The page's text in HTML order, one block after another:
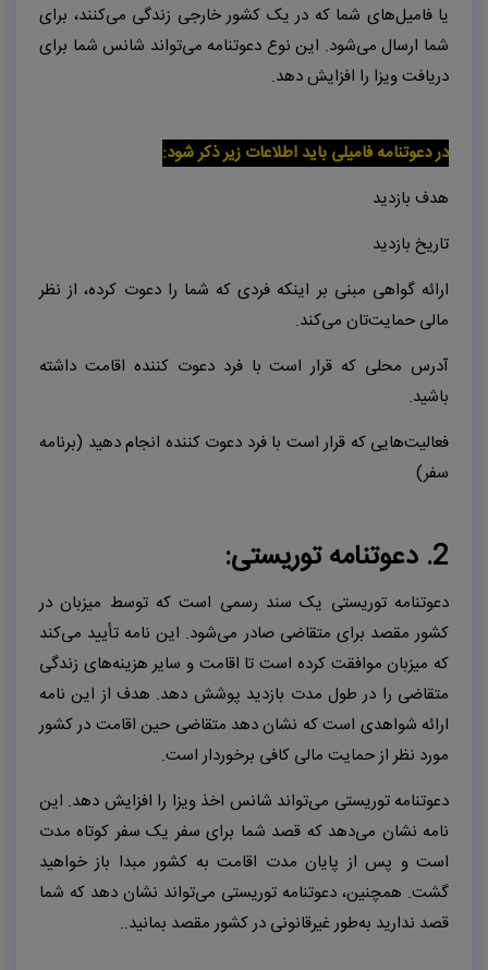
یا فامیل‌های شما که در یک کشور خارجی زندگی می‌کنند، برای
شما ارسال می‌شود. این نوع دعوتنامه می‌تواند شانس شما برای
دریافت ویزا را افزایش دهد.
در دعوتنامه فامیلی باید اطلاعات زیر ذکر شود:
هدف بازدید
تاریخ بازدید
ارائه گواهی مبنی بر اینکه فردی که شما را دعوت کرده، از نظر
مالی حمایت‌تان می‌کند.
آدرس محلی که قرار است با فرد دعوت کننده اقامت داشته
باشید.
فعالیت‌هایی که قرار است با فرد دعوت کننده انجام دهید (برنامه
سفر)
2. دعوتنامه توریستی:
دعوتنامه توریستی یک سند رسمی است که توسط میزبان در
کشور مقصد برای متقاضی صادر می‌شود. این نامه تأیید می‌کند
که میزبان موافقت کرده است تا اقامت و سایر هزینه‌های زندگی
متقاضی را در طول مدت بازدید پوشش دهد. هدف از این نامه
ارائه شواهدی است که نشان دهد متقاضی حین اقامت در کشور
مورد نظر از حمایت مالی کافی برخوردار است.
دعوتنامه توریستی می‌تواند شانس اخذ ویزا را افزایش دهد. این
نامه نشان می‌دهد که قصد شما برای سفر یک سفر کوتاه مدت
است و پس از پایان مدت اقامت به کشور مبدا باز خواهید
گشت. همچنین، دعوتنامه توریستی می‌تواند نشان دهد که شما
قصد ندارید به‌طور غیرقانونی در کشور مقصد بمانید..